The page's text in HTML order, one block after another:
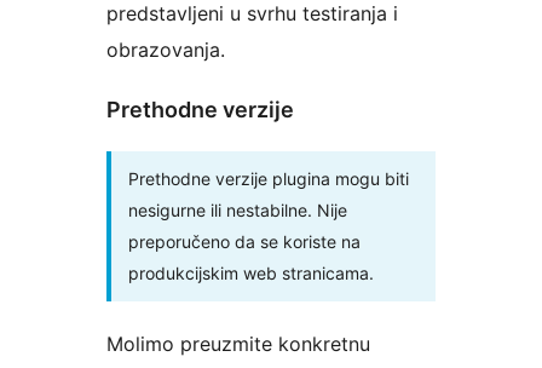
predstavljeni u svrhu testiranja i
obrazovanja.
Prethodne verzije
Prethodne verzije plugina mogu biti
nesigurne ili nestabilne. Nije
preporučeno da se koriste na
produkcijskim web stranicama.
Molimo preuzmite konkretnu